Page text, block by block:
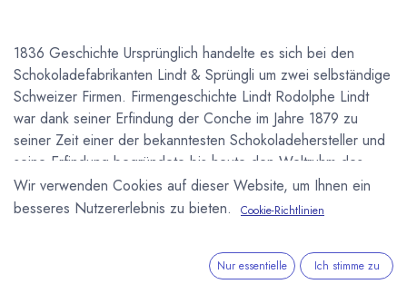
1836 Geschichte Ursprünglich handelte es sich bei den
Schokoladefabrikanten Lindt & Sprüngli um zwei selbständige
Schweizer Firmen. Firmengeschichte Lindt Rodolphe Lindt
war dank seiner Erfindung der Conche im Jahre 1879 zu
seiner Zeit einer der bekanntesten Schokoladehersteller und
seine Erfindung begründete bis heute den Weltruhm des
Namens Lindt. Rodolphe Lindt wurde im Jahre 1855 geboren
und starb im Jahre 1909. Aus seiner Schokoladefabrik in Bern
entschied sich der Schweizer Konditor David Sprüngli-
Schwarz gemeinsam mit seinem Sohn Rudolf Sprüngli-
Wir verwenden Cookies auf dieser Website, um Ihnen ein
besseres Nutzererlebnis zu bieten.
Cookie-Richtlinien
Nur essentielle Ich stimme zu